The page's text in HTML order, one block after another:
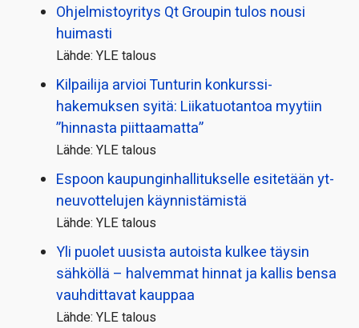
Ohjelmistoyritys Qt Groupin tulos nousi
huimasti
Lähde: YLE talous
Kilpailija arvioi Tunturin konkurssi­
hakemuksen syitä: Liikatuotantoa myytiin
”hinnasta piittaamatta”
Lähde: YLE talous
Espoon kaupungin­hallitukselle esitetään yt-
neuvottelujen käynnistämistä
Lähde: YLE talous
Yli puolet uusista autoista kulkee täysin
sähköllä – halvemmat hinnat ja kallis bensa
vauhdittavat kauppaa
Lähde: YLE talous